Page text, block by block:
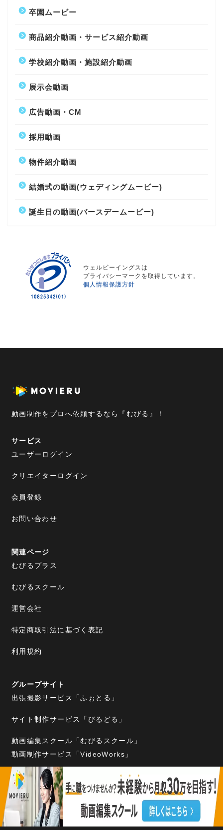
卒園ムービー
商品紹介動画・サービス紹介動画
学校紹介動画・施設紹介動画
展示会動画
広告動画・CM
採用動画
物件紹介動画
結婚式の動画(ウェディングムービー)
誕生日の動画(バースデームービー)
ウェルビーイングスは
プライバシーマークを取得しています。
個人情報保護方針
動画制作をプロへ依頼するなら『むびる』！
サービス
ユーザーログイン
クリエイターログイン
会員登録
お問い合わせ
関連ページ
むびるプラス
むびるスクール
運営会社
特定商取引法に基づく表記
利用規約
グループサイト
出張撮影サービス「ふぉとる」
サイト制作サービス「びるどる」
動画編集スクール「むびるスクール」
動画制作サービス「VideoWorks」
暮らしの出張サービス「まっちる」
2022–2026 むびるプラス｜動画制作/動画編集/映像制作の総合
Webメディア